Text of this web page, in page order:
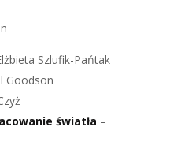
Szlufik-Pańtak
Goodson
światła –